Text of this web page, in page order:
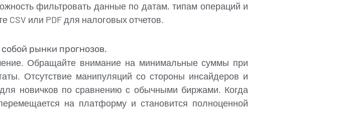
фильтровать данные по датам, типам операций и
или PDF для налоговых отчетов.
рынки прогнозов.
Обращайте внимание на минимальные суммы при
Отсутствие манипуляций со стороны инсайдеров и
новичков по сравнению с обычными биржами. Когда
на платформу и становится полноценной